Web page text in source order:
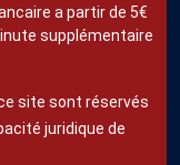
a partir de 5€
supplémentaire
site sont réservés
juridique de